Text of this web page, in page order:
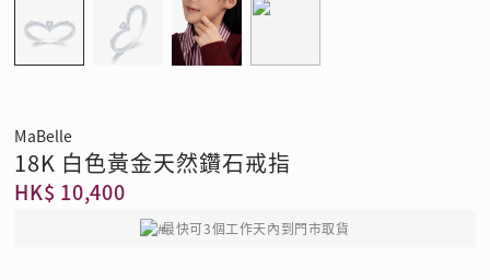
MaBelle
18K 白色黃金天然鑽石戒指
HK$ 10,400
最快可3個工作天內到門市取貨